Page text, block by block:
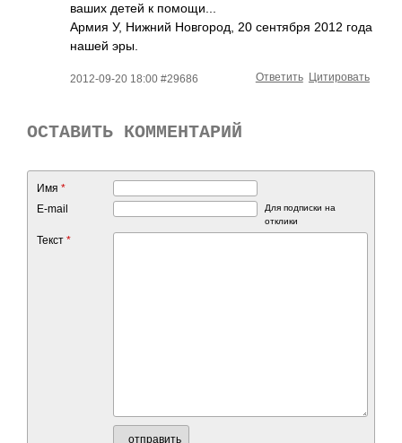
ваших детей к помо­щи...
Армия У, Нижний Новг­ород, 20 сент­ября 2012 года
нашей эры.
2012-09-20 18:00 #29686 Цитировать
Ответить
ОСТАВИТЬ КОММЕНТАРИЙ
Имя *
E-mail
Для подписки на
отклики
Текст *
отправить